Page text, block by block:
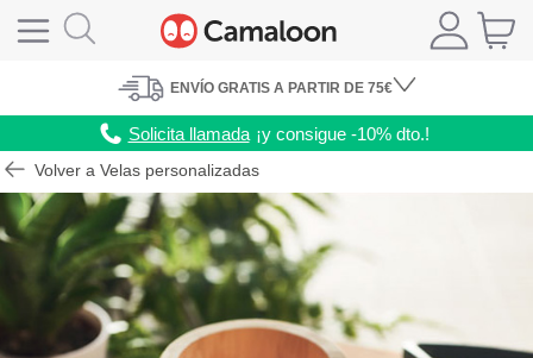
ENVÍO GRATIS A PARTIR DE 75€
Solicita llamada ¡y consigue -10% dto.!
Volver a Velas personalizadas